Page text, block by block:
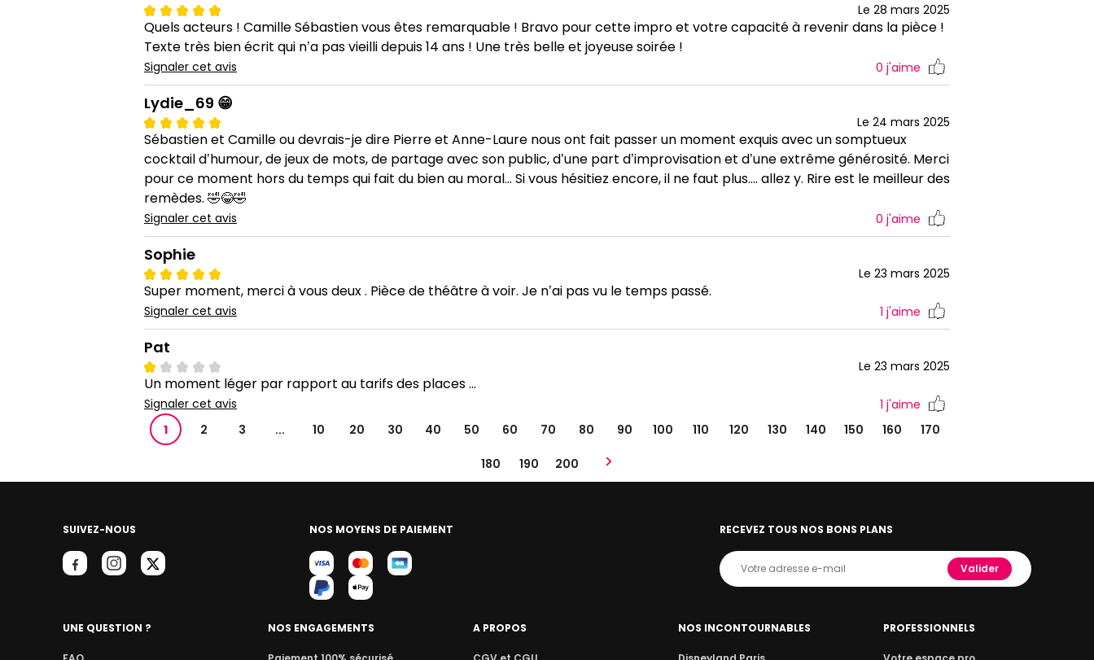
Le 28 mars 2025
Quels acteurs ! Camille Sébastien vous êtes remarquable ! Bravo pour cette impro et votre capacité à revenir dans la pièce !
Texte très bien écrit qui n’a pas vieilli depuis 14 ans ! Une très belle et joyeuse soirée !
Signaler cet avis 0 j'aime
Lydie_69 😁
Le 24 mars 2025
Sébastien et Camille ou devrais-je dire Pierre et Anne-Laure nous ont fait passer un moment exquis avec un somptueux
cocktail d’humour, de jeux de mots, de partage avec son public, d’une part d’improvisation et d’une extrême générosité. Merci
pour ce moment hors du temps qui fait du bien au moral... Si vous hésitiez encore, il ne faut plus.... allez y. Rire est le meilleur des
remèdes. 🤣😂🤣
Signaler cet avis 0 j'aime
Sophie
Le 23 mars 2025
Super moment, merci à vous deux . Pièce de théâtre à voir. Je n’ai pas vu le temps passé.
Signaler cet avis 1 j'aime
Pat
Le 23 mars 2025
Un moment léger par rapport au tarifs des places ...
Signaler cet avis 1 j'aime
1
2 3 ... 10 20 30 40 50 60 70 80 90 100 110 120 130 140 150 160 170
180 190 200
SUIVEZ-NOUS NOS MOYENS DE PAIEMENT RECEVEZ TOUS NOS BONS PLANS
Valider
UNE QUESTION ? NOS ENGAGEMENTS A PROPOS NOS INCONTOURNABLES PROFESSIONNELS